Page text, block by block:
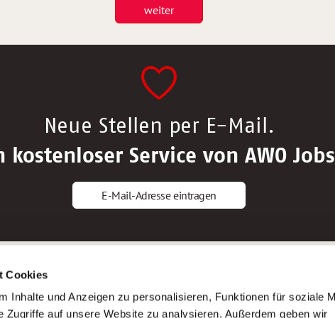
Cookies
Inhalte und Anzeigen zu personalisieren, Funktionen für soziale
Zugriffe auf unsere Website zu analysieren. Außerdem geben wir
weiter
Neue Stellen per E-Mail.
kostenloser Service von AWO
E-Mail-Adresse eintragen
Altenpfleger*in
Krankenpfleger*in
AWO Gliederungen nach Bundesland
Stellenangebote nach Bundesländern